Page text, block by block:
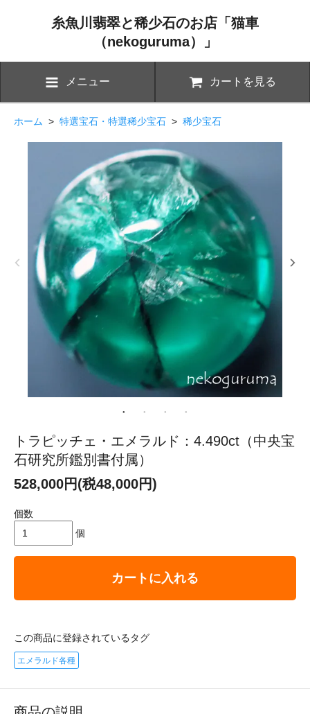
糸魚川翡翠と稀少石のお店「猫車
（nekoguruma）」
メニュー カートを見る
ホーム > 特選宝石・特選稀少宝石 > 稀少宝石
トラピッチェ・エメラルド：4.490ct（中央宝
石研究所鑑別書付属）
528,000円(税48,000円)
個数
個
カートに入れる
この商品に登録されているタグ
エメラルド各種